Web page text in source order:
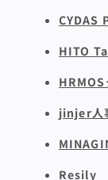
CYDAS
HITO
HRMOS
jinjer人
Resily